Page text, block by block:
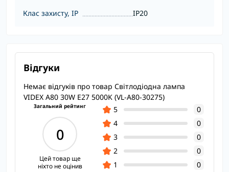
Клас захисту, IP IP20
Відгуки
Немає відгуків про товар Світлодіодна лампа
VIDEX A80 30W E27 5000K (VL-A80-30275)
Загальний рейтинг
0
Цей товар ще
ніхто не оцінив
5
0
4
0
3
0
2
0
1
0